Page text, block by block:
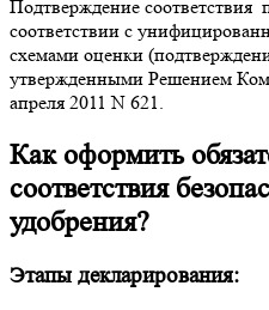
Подтверждение соответствия
соответствии с
схемами оценки
утвержденными Решением
апреля 2011 N 621.
Как оформить
соответствия
удобрения?
Этапы декларирования: